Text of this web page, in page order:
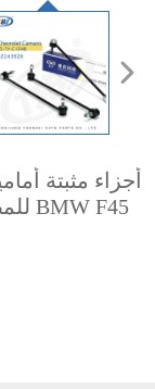
أجزاء مثبتة
BMW F45 للمصنع بالجملة الأصلي: 31306862864